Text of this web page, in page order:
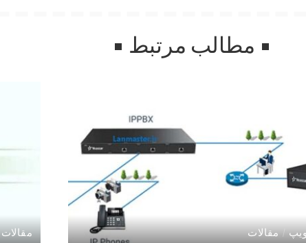
مطالب مرتبط
مقالات مقالات